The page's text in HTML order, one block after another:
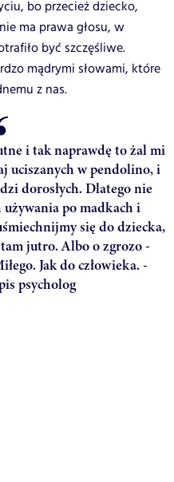
bo przecież dziecko,
ma prawa głosu, w
być szczęśliwe.
mądrymi słowami, które
z nas.
i tak naprawdę to żal mi
uciszanych w pendolino, i
dorosłych. Dlatego nie
po madkach i
się do dziecka,
jutro. Albo o zgrozo -
Jak do człowieka. -
psycholog